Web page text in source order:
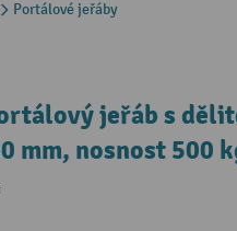
Portálové jeřáby
jeřáb s
mm, nosnost 500